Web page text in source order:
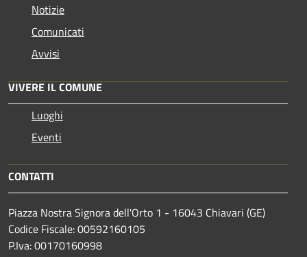
Notizie
Comunicati
Avvisi
VIVERE IL COMUNE
Luoghi
Eventi
CONTATTI
Piazza Nostra Signora dell'Orto 1 - 16043 Chiavari (GE)
Codice Fiscale: 00592160105
P.Iva: 00170160998